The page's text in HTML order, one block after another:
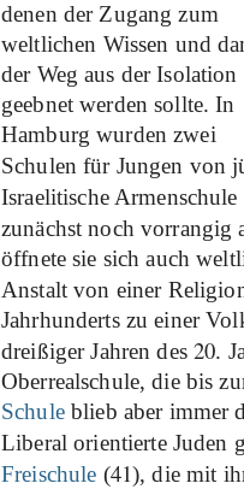
denen der Zugang zum
weltlichen Wissen und
der Weg aus der Isolation
geebnet werden sollte. In
Hamburg wurden zwei
Schulen für Jungen von
Israelitische
zunächst noch
öffnete sie sich auch
Anstalt von einer
Jahrhunderts zu einer
dreißiger Jahren des 20.
Oberrealschule, die bis
Schuleblieb aber immer
Liberal orientierte Juden
Freischule (41), die mit